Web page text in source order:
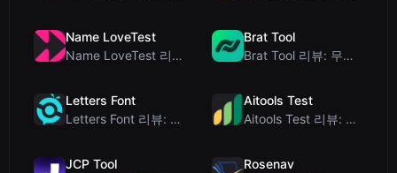
Name LoveTest
Name LoveTest 리뷰: 공유 가능한 이미지를 갖춘 개인정보 보호 중심의 연애 궁합...
Brat Tool
Brat Tool 리뷰: 무료 Charli XCX 스타일 Brat 텍스트 생성기
Letters Font
Letters Font 리뷰: 인스타그램 등에서 사용 가능한 무료 유니코드 글꼴 생성기
Aitools Test
Aitools Test 리뷰: 무료 브라우저 기반 AI 탐지기, 토큰 카운터 및 비용 추정...
JCP Tool
Rosenav